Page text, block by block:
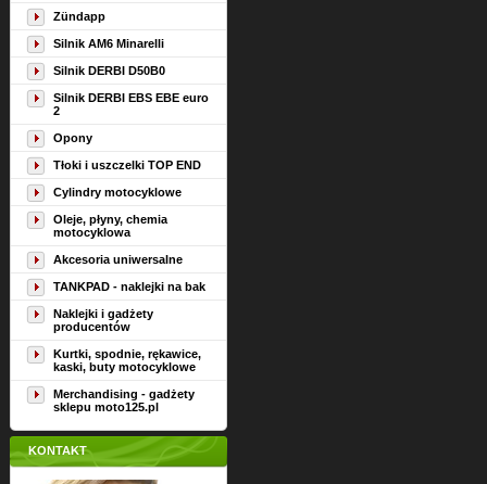
Zündapp
Silnik AM6 Minarelli
Silnik DERBI D50B0
Silnik DERBI EBS EBE euro
2
Opony
Tłoki i uszczelki TOP END
Cylindry motocyklowe
Oleje, płyny, chemia
motocyklowa
Akcesoria uniwersalne
TANKPAD - naklejki na bak
Naklejki i gadżety
producentów
Kurtki, spodnie, rękawice,
kaski, buty motocyklowe
Merchandising - gadżety
sklepu moto125.pl
KONTAKT